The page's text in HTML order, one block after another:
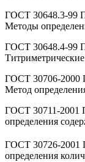
ГОСТ 30648.3-99
Методы
ГОСТ 30648.4-99
ГОСТ 30706-2000
Метод
ГОСТ 30711-2001
определения
ГОСТ 30726-2001
определения